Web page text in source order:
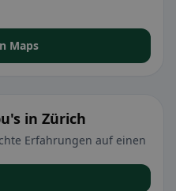
Maps
in Zürich
Erfahrungen auf einen